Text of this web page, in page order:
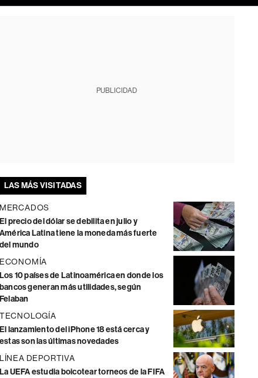
PUBLICIDAD
LAS MÁS VISITADAS
MERCADOS
El precio del dólar se debilita en julio y
América Latina tiene la moneda más fuerte
del mundo
ECONOMÍA
Los 10 países de Latinoamérica en donde los
bancos generan más utilidades, según
Felaban
TECNOLOGÍA
El lanzamiento del iPhone 18 está cerca y
estas son las últimas novedades
LÍNEA DEPORTIVA
La UEFA estudia boicotear torneos de la FIFA